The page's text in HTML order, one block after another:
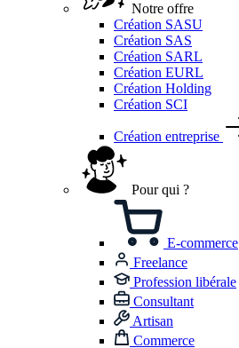
Notre offre
Création SASU
Création SAS
Création SARL
Création EURL
Création Holding
Création SCI
Création entreprise
Pour qui ?
E-commerce
Freelance
Profession libérale
Consultant
Artisan
Commerce